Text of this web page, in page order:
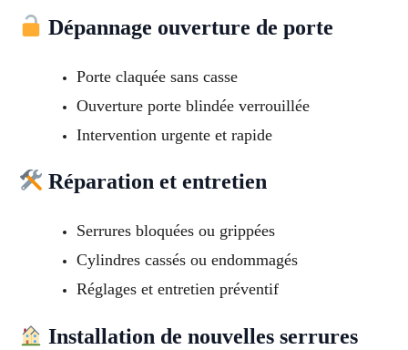
Dépannage ouverture de porte
Porte claquée sans casse
Ouverture porte blindée verrouillée
Intervention urgente et rapide
Réparation et entretien
Serrures bloquées ou grippées
Cylindres cassés ou endommagés
Réglages et entretien préventif
Installation de nouvelles serrures